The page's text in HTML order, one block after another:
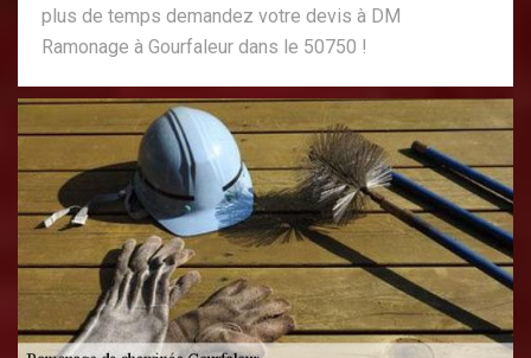
plus de temps demandez votre devis à DM
Ramonage à Gourfaleur dans le 50750 !